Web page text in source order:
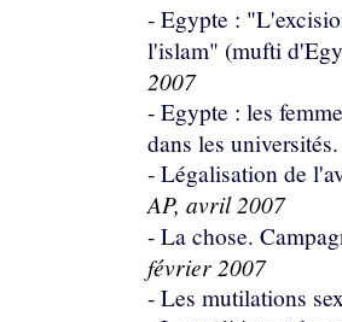
- Egypte :
l'islam" (mufti
2007
- Egypte : les
dans les universités.
- Légalisation de
AP, avril 2007
- La chose.
février 2007
- Les mutilations